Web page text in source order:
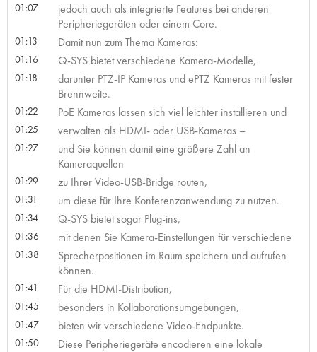
01:07
jedoch auch als integrierte Features bei anderen
Peripheriegeräten oder einem Core.
01:13 Damit nun zum Thema Kameras:
01:16 Q-SYS bietet verschiedene Kamera-Modelle,
01:18
darunter PTZ-IP Kameras und ePTZ Kameras mit fester
Brennweite.
01:22 PoE Kameras lassen sich viel leichter installieren und
01:25 verwalten als HDMI- oder USB-Kameras –
01:27
und Sie können damit eine größere Zahl an
Kameraquellen
01:29 zu Ihrer Video-USB-Bridge routen,
01:31 um diese für Ihre Konferenzanwendung zu nutzen.
01:34 Q-SYS bietet sogar Plug-ins,
01:36 mit denen Sie Kamera-Einstellungen für verschiedene
01:38
Sprecherpositionen im Raum speichern und aufrufen
können.
01:41 Für die HDMI-Distribution,
01:45 besonders in Kollaborationsumgebungen,
01:47 bieten wir verschiedene Video-Endpunkte.
01:50 Diese Peripheriegeräte encodieren eine lokale